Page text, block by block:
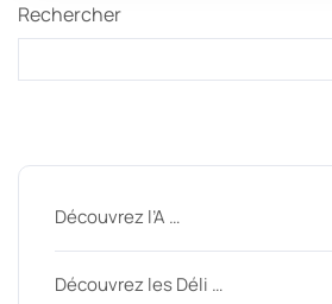
Rechercher
Découvrez l’A …
Découvrez les Déli …